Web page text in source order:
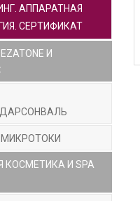
АППАРАТНАЯ
СЕРТИФИКАТ
И
МИКРОТОКИ
КОСМЕТИКА И SPA